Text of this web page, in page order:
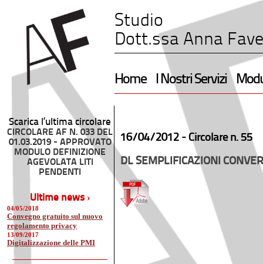
Studio
Dott.ssa Anna
Home I Nostri Servizi
Scarica l’ultima circolare
CIRCOLARE AF N. 033 DEL
01.03.2019 - APPROVATO
MODULO DEFINIZIONE
AGEVOLATA LITI
PENDENTI
Ultime news ›
04/05/2018
Convegno gratuito sul nuovo
regolamento privacy
13/09/2017
Digitalizzazione delle PMI
16/04/2012 - Circolare n. 55
DL SEMPLIFICAZIONI